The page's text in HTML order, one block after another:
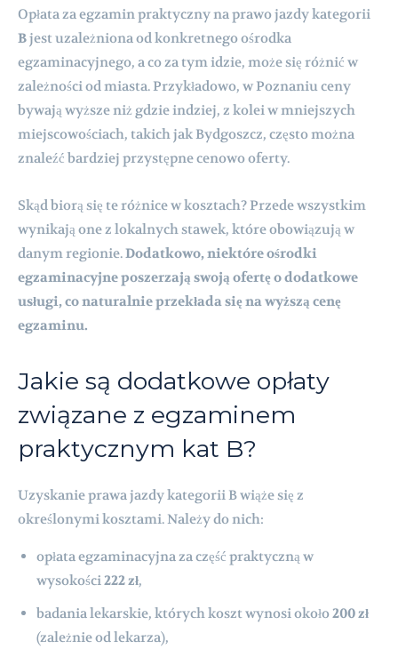
Opłata za egzamin praktyczny na prawo jazdy kategorii
Bjest uzależniona od konkretnego ośrodka
egzaminacyjnego, a co za tym idzie, może się różnić w
zależności od miasta. Przykładowo, w Poznaniu ceny
bywają wyższe niż gdzie indziej, z kolei w mniejszych
miejscowościach, takich jak Bydgoszcz, często można
znaleźć bardziej przystępne cenowo oferty.
Skąd biorą się te różnice w kosztach? Przede wszystkim
wynikają one z lokalnych stawek, które obowiązują w
danym regionie.Dodatkowo, niektóre ośrodki
egzaminacyjne poszerzają swoją ofertę o dodatkowe
usługi, co naturalnie przekłada się na wyższą cenę
egzaminu.
Jakie są dodatkowe opłaty
związane z egzaminem
praktycznym kat B?
Uzyskanie prawa jazdy kategorii B wiąże się z
określonymi kosztami. Należy do nich:
opłata egzaminacyjna za część praktyczną w
wysokości222 zł,
badania lekarskie, których koszt wynosi około200 zł
(zależnie od lekarza),